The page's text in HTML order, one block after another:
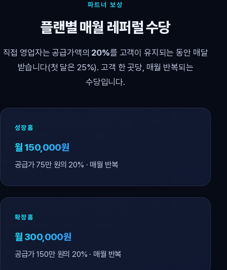
파트너 보상
플랜별 매월 레퍼럴 수당
직접 영업자는 공급가액의 20%를 고객이 유지되는 동안 매달
받습니다(첫 달은 25%). 고객 한 곳당, 매월 반복되는
수당입니다.
성장홈
월 150,000원
공급가 75만 원의 20% · 매월 반복
확장홈
월 300,000원
공급가 150만 원의 20% · 매월 반복